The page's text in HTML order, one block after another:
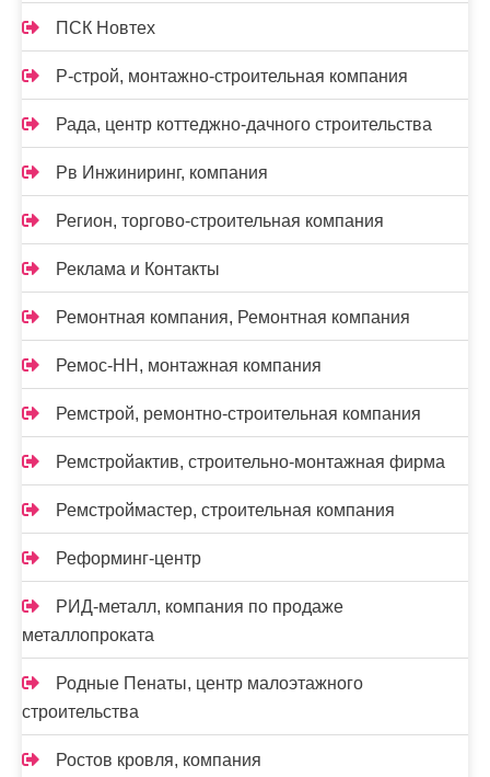
ПСК Новтех
Р-строй, монтажно-строительная компания
Рада, центр коттеджно-дачного строительства
Рв Инжиниринг, компания
Регион, торгово-строительная компания
Реклама и Контакты
Ремонтная компания, Ремонтная компания
Ремос-НН, монтажная компания
Ремстрой, ремонтно-строительная компания
Ремстройактив, строительно-монтажная фирма
Ремстроймастер, строительная компания
Реформинг-центр
РИД-металл, компания по продаже
металлопроката
Родные Пенаты, центр малоэтажного
строительства
Ростов кровля, компания